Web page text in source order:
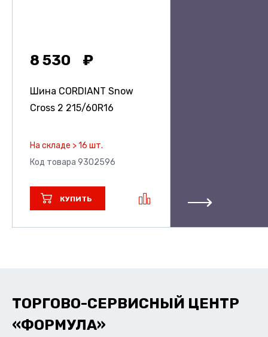
8 530
Шина CORDIANT Snow
Cross 2 215/60R16
На складе > 16 шт.
Код товара 9302596
КУПИТЬ
ТОРГОВО-СЕРВИСНЫЙ ЦЕНТР
«ФОРМУЛА»